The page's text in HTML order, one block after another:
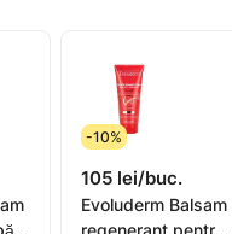
-10%
105 lei/buc.
Evoluderm Balsam
regenerant pentru